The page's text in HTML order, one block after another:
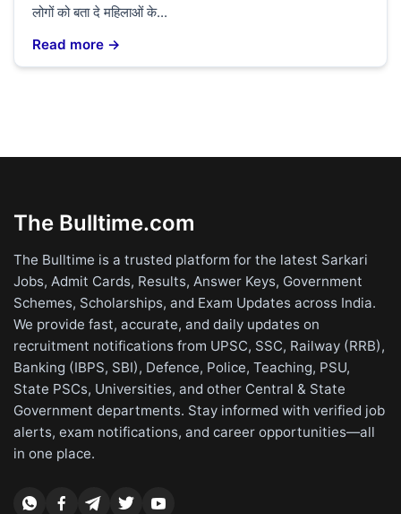
लोगों को बता दे महिलाओं के...
Read more →
The Bulltime.com
The Bulltime is a trusted platform for the latest Sarkari
Jobs, Admit Cards, Results, Answer Keys, Government
Schemes, Scholarships, and Exam Updates across India.
We provide fast, accurate, and daily updates on
recruitment notifications from UPSC, SSC, Railway (RRB),
Banking (IBPS, SBI), Defence, Police, Teaching, PSU,
State PSCs, Universities, and other Central & State
Government departments. Stay informed with verified job
alerts, exam notifications, and career opportunities—all
in one place.